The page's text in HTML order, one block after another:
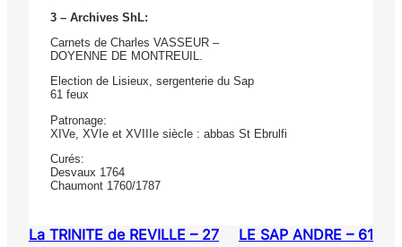
3 – Archives ShL:
Carnets de Charles VASSEUR –
DOYENNE DE MONTREUIL.
Election de Lisieux, sergenterie du Sap
61 feux
Patronage:
XIVe, XVIe et XVIIIe siècle : abbas St Ebrulfi
Curés:
Desvaux 1764
Chaumont 1760/1787
La TRINITE de REVILLE – 27 LE SAP ANDRE – 61